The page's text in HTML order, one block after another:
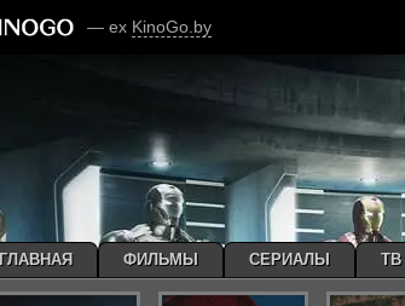
— ex KinoGo.by
ГЛАВНАЯ ФИЛЬМЫ СЕРИАЛЫ ТВ